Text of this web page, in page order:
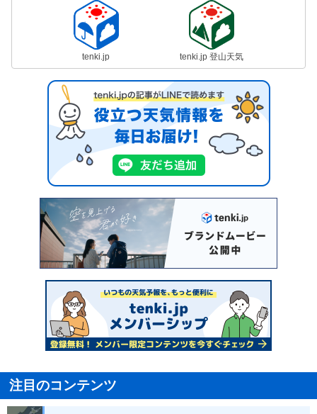
tenki.jp tenki.jp 登山天気
注目のコンテンツ